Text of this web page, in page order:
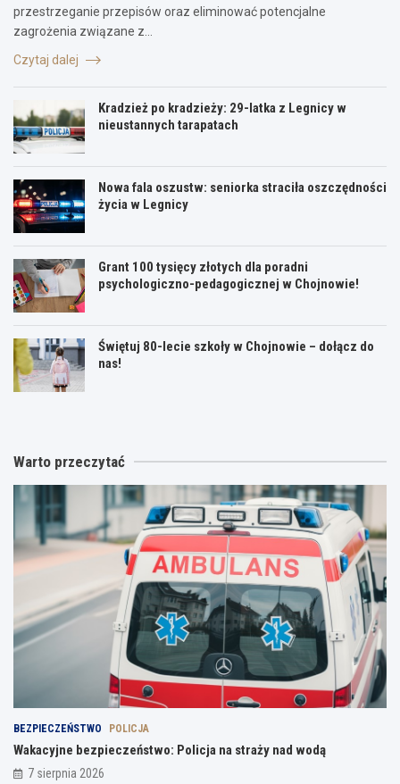
przestrzeganie przepisów oraz eliminować potencjalne
zagrożenia związane z…
Czytaj dalej
Kradzież po kradzieży: 29-latka z Legnicy w
nieustannych tarapatach
Nowa fala oszustw: seniorka straciła oszczędności
życia w Legnicy
Grant 100 tysięcy złotych dla poradni
psychologiczno-pedagogicznej w Chojnowie!
Świętuj 80-lecie szkoły w Chojnowie – dołącz do
nas!
Warto przeczytać
BEZPIECZEŃSTWO POLICJA
Wakacyjne bezpieczeństwo: Policja na straży nad wodą
7 sierpnia 2026